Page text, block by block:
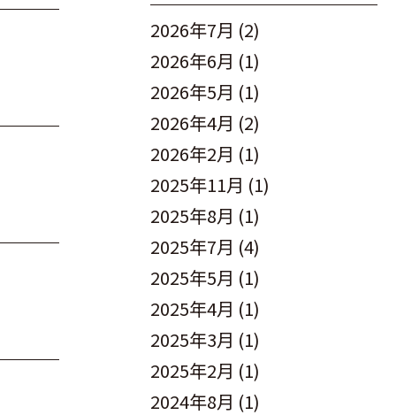
2026年7月 (2)
2026年6月 (1)
2026年5月 (1)
2026年4月 (2)
2026年2月 (1)
2025年11月 (1)
2025年8月 (1)
2025年7月 (4)
2025年5月 (1)
2025年4月 (1)
2025年3月 (1)
2025年2月 (1)
2024年8月 (1)